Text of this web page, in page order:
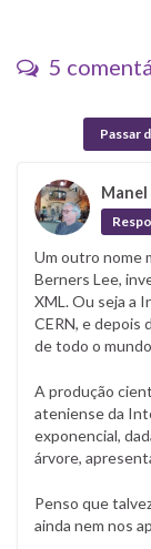
5
Passar
Um outro nome
Berners Lee,
XML. Ou seja a
CERN, e depois
de todo o
A produção
ateniense da
exponencial,
árvore,
Penso que
ainda nem nos